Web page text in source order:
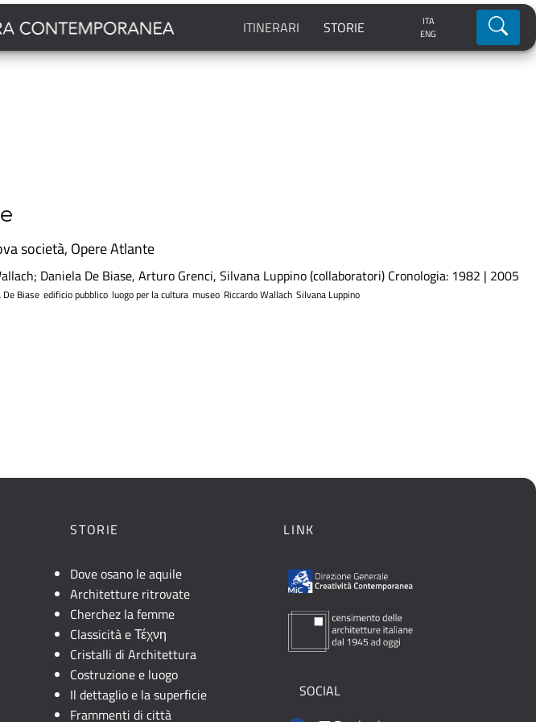
ITINERARI STORIE
ITA
ENG
società, Opere Atlante
Daniela De Biase, Arturo Grenci, Silvana Luppino (collaboratori) Cronologia: 1982 | 2005
De Biase edificio pubblico luogo per la cultura museo Riccardo Wallach Silvana Luppino
STORIE
Dove osano le aquile
Architetture ritrovate
Cherchez la femme
Classicità e Τέχνη
Cristalli di Architettura
Costruzione e luogo
Il dettaglio e la superficie
Frammenti di città
LINK
SOCIAL